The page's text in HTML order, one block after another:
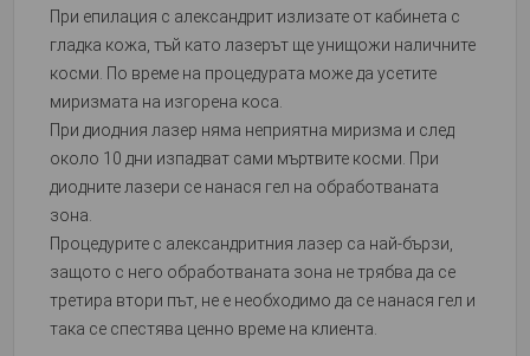
При епилация с александрит излизате от кабинета с
гладка кожа, тъй като лазерът ще унищожи наличните
косми. По време на процедурата може да усетите
миризмата на изгорена коса.
При диодния лазер няма неприятна миризма и след
около 10 дни изпадват сами мъртвите косми. При
диодните лазери се нанася гел на обработваната
зона.
Процедурите с александритния лазер са най-бързи,
защото с него обработваната зона не трябва да се
третира втори път, не е необходимо да се нанася гел и
така се спестява ценно време на клиента.